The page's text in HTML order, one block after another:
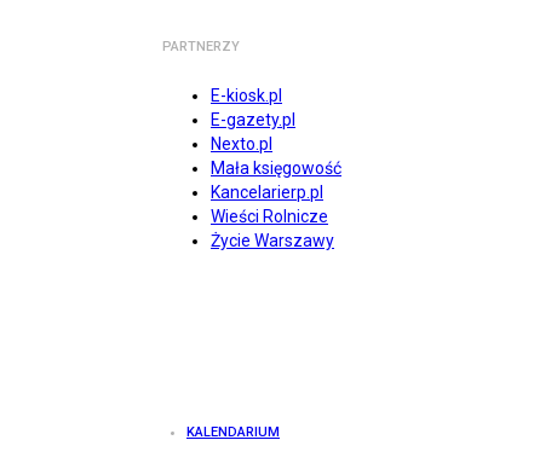
PARTNERZY
E-kiosk.pl
E-gazety.pl
Nexto.pl
Mała księgowość
Kancelarierp.pl
Wieści Rolnicze
Życie Warszawy
KALENDARIUM